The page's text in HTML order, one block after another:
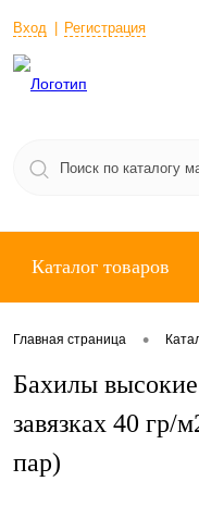
Вход Регистрация
Каталог товаров
Главная страница •
Бахилы
завязках 40 гр/
пар)